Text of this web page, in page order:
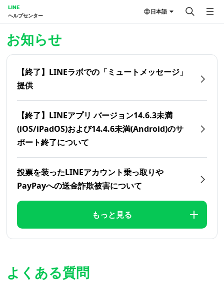
LINE
ヘルプセンター
日本語
お知らせ
【終了】LINEラボでの「ミュートメッセージ」
提供
【終了】LINEアプリ バージョン14.6.3未満
(iOS/iPadOS)および14.4.6未満(Android)のサ
ポート終了について
投票を装ったLINEアカウント乗っ取りや
PayPayへの送金詐欺被害について
もっと見る
よくある質問